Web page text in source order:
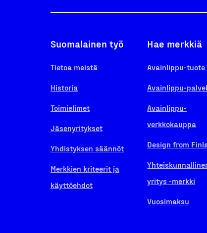
Suomalainen työ
Tietoa meistä
Historia
Toimielimet
Jäsenyritykset
Yhdistyksen säännöt
Merkkien kriteerit ja
käyttöehdot
Hae merkkiä
Avainlippu-tuote
Avainlippu-
Avainlippu-
verkkokauppa
Design from
yritys -merkki
Vuosimaksu